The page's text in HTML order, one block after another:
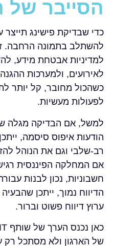
הסייבר
כדי שבדיקת פישינג תייצר
להשתלב בתמונה הרחבה.
למדיניות אבטחת מידע,
לאירועים, ולמערכות
כשהכול מחובר, קל יותר
לפעולות מעשיות.
למשל, אם הבדיקה מגלה
הודעות איפוס סיסמה,
רב-שלבי וגם את הנוהל
אם המחלקה הפיננסית
חשבוניות, נכון לבנות
הדיווח נמוך, ייתכן
ערוץ דיווח פשוט וברור.